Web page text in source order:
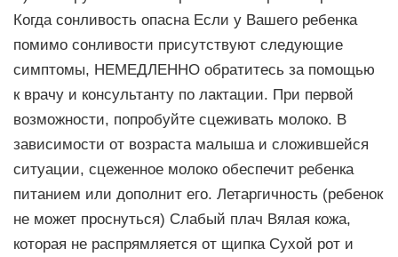
Когда сонливость опасна Если у Вашего ребенка
помимо сонливости присутствуют следующие
симптомы, НЕМЕДЛЕННО обратитесь за помощью
к врачу и консультанту по лактации. При первой
возможности, попробуйте сцеживать молоко. В
зависимости от возраста малыша и сложившейся
ситуации, сцеженное молоко обеспечит ребенка
питанием или дополнит его. Летаргичность (ребенок
не может проснуться) Слабый плач Вялая кожа,
которая не распрямляется от щипка Сухой рот и